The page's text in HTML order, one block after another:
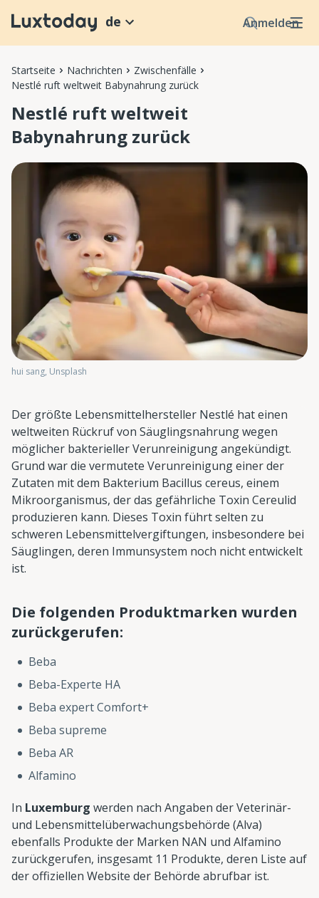
Anmelden
de
Startseite Nachrichten
Zwischenfälle
Nestlé ruft weltweit Babynahrung zurück
Nestlé ruft weltweit
Babynahrung zurück
hui sang, Unsplash
Der größte Lebensmittelhersteller Nestlé hat einen
weltweiten Rückruf von Säuglingsnahrung wegen
möglicher bakterieller Verunreinigung angekündigt.
Grund war die vermutete Verunreinigung einer der
Zutaten mit dem Bakterium Bacillus cereus, einem
Mikroorganismus, der das gefährliche Toxin Cereulid
produzieren kann. Dieses Toxin führt selten zu
schweren Lebensmittelvergiftungen, insbesondere bei
Säuglingen, deren Immunsystem noch nicht entwickelt
ist.
Die folgenden Produktmarken wurden
zurückgerufen:
Beba
Beba-Experte HA
Beba expert Comfort+
Beba supreme
Beba AR
Alfamino
In Luxemburg werden nach Angaben der Veterinär-
und Lebensmittelüberwachungsbehörde (Alva)
ebenfalls Produkte der Marken NAN und Alfamino
zurückgerufen, insgesamt 11 Produkte, deren Liste auf
der offiziellen Website der Behörde abrufbar ist.